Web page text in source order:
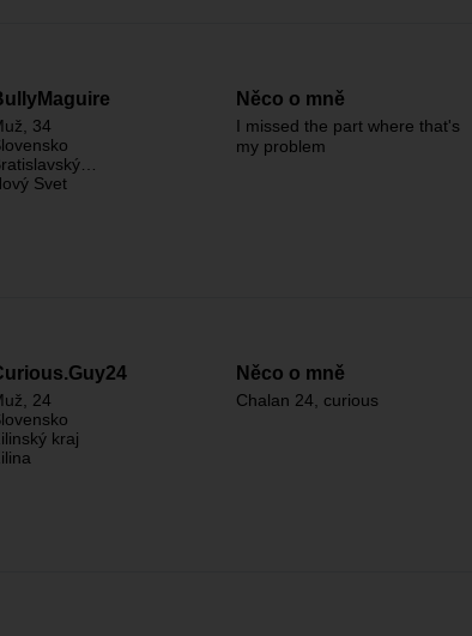
, 34
Svet
Něco o mně
I missed the part where that's
my problem
, 24
kraj
Něco o mně
Chalan 24, curious